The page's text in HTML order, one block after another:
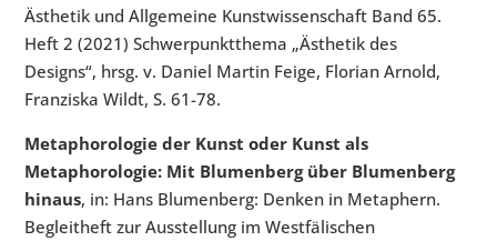
Ästhetik und Allgemeine Kunstwissenschaft Band 65.
Heft 2 (2021) Schwerpunktthema „Ästhetik des
Designs“, hrsg. v. Daniel Martin Feige, Florian Arnold,
Franziska Wildt, S. 61-78.
Metaphorologie der Kunst oder Kunst als
Metaphorologie: Mit Blumenberg über Blumenberg
hinaus, in: Hans Blumenberg: Denken in Metaphern.
Begleitheft zur Ausstellung im Westfälischen